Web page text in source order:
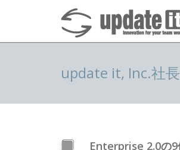
update it, Inc.社
Enterprise 2.0の9